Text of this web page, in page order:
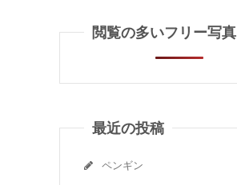
閲覧の多いフリー写真
最近の投稿
ペンギン